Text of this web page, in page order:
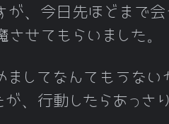
が、今日先ほどまで会
させてもらいました。
ましてなんてもうない
が、行動したらあっさ